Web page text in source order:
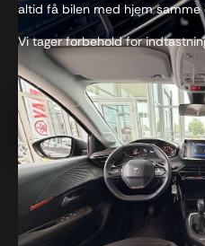
99.900 DKK
Km kørt42.000 km
DrivmiddelB
TypePersonbil
altid få bilen med hjem samme
Vi tager forbehold for